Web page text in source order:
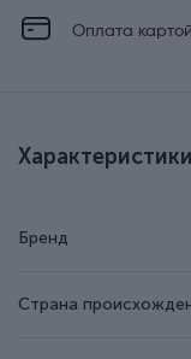
Оплата
Характеристики
Бренд
Страна